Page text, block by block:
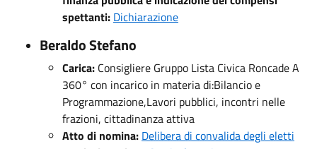
spettanti: Dichiarazione
Beraldo Stefano
Carica: Consigliere Gruppo Lista Civica Roncade A
360° con incarico in materia di:Bilancio e
Programmazione,Lavori pubblici, incontri nelle
frazioni, cittadinanza attiva
Atto di nomina: Delibera di convalida degli eletti